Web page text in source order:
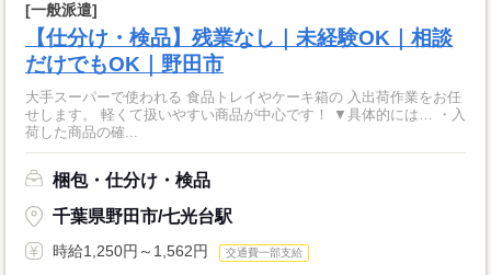
[一般派遣]
【仕分け・検品】残業なし｜未経験OK｜相談
だけでもOK｜野田市
大手スーパーで使われる 食品トレイやケーキ箱の 入出荷作業をお任
せします。 軽くて扱いやすい商品が中心です！ ▼具体的には… ・入
荷した商品の確...
梱包・仕分け・検品
千葉県野田市/七光台駅
時給1,250円～1,562円 交通費一部支給